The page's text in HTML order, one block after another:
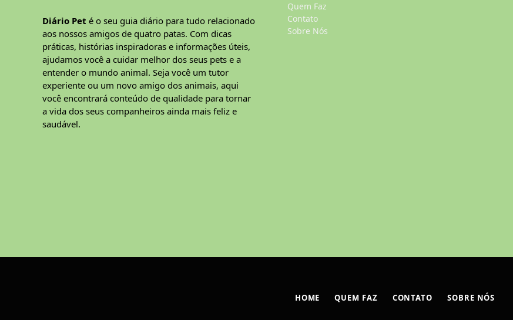
Diário Pet é o seu guia diário para tudo relacionado
aos nossos amigos de quatro patas. Com dicas
práticas, histórias inspiradoras e informações úteis,
ajudamos você a cuidar melhor dos seus pets e a
entender o mundo animal. Seja você um tutor
experiente ou um novo amigo dos animais, aqui
você encontrará conteúdo de qualidade para tornar
a vida dos seus companheiros ainda mais feliz e
saudável.
Quem Faz
Contato
Sobre Nós
HOME QUEM FAZ CONTATO SOBRE NÓS